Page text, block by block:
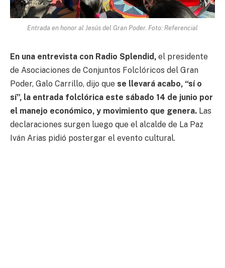
Entrada en honor al Jesús del Gran Poder. Foto: Referencial
En una entrevista con Radio Splendid, el presidente
de Asociaciones de Conjuntos Folclóricos del Gran
Poder, Galo Carrillo, dijo que se llevará acabo, “sí o
sí”, la entrada folclórica este sábado 14 de junio por
el manejo económico, y movimiento que genera. Las
declaraciones surgen luego que el alcalde de La Paz
Iván Arias pidió postergar el evento cultural.